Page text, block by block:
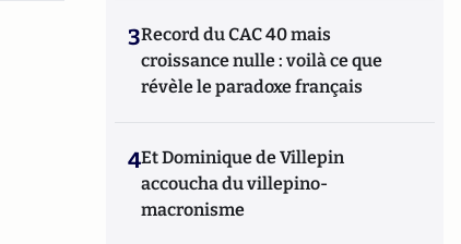
3Record du CAC 40 mais
croissance nulle : voilà ce que
révèle le paradoxe français
4Et Dominique de Villepin
accoucha du villepino-
macronisme